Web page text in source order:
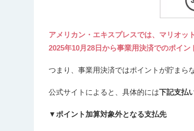
アメリカン・エキスプレスでは、マリオッ
2025年10月28日から事業用決済でのポイン
つまり、事業用決済ではポイントが貯まら
公式サイトによると、具体的には下記支払
▼ポイント加算対象外となる支払先